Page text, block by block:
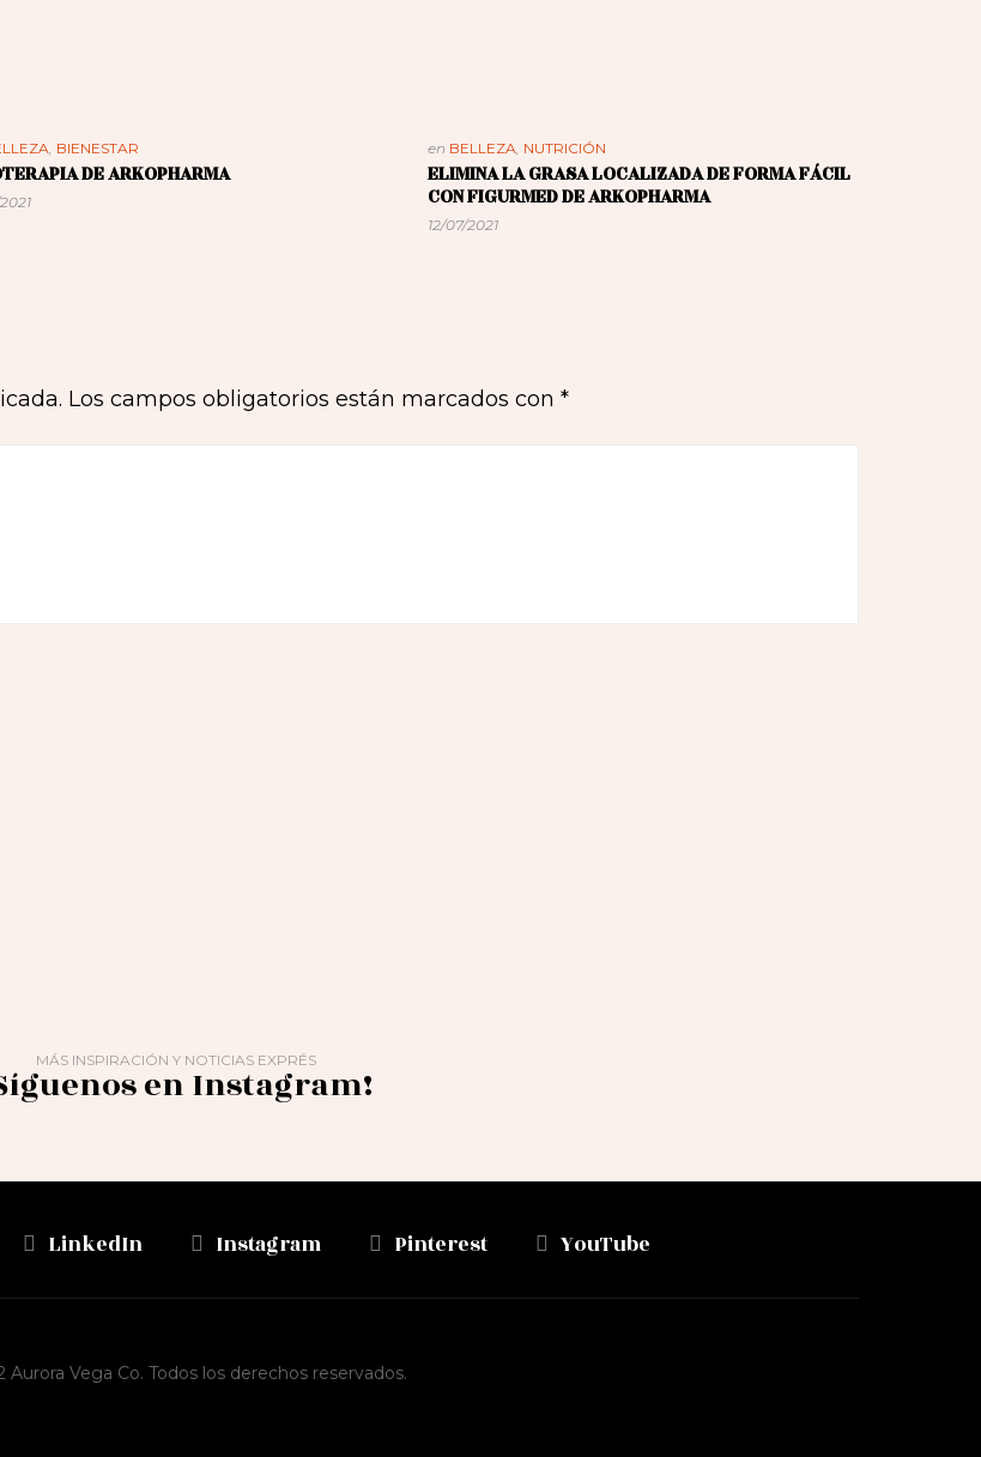
, BIENESTAR
DE ARKOPHARMA
en BELLEZA, NUTRICIÓN
ELIMINA LA GRASA LOCALIZADA DE FORMA FÁCIL
CON FIGURMED DE ARKOPHARMA
12/07/2021
Los campos obligatorios están marcados con *
MÁS INSPIRACIÓN Y NOTICIAS EXPRÉS
en Instagram!
LinkedIn Instagram Pinterest YouTube
Aurora Vega Co. Todos los derechos reservados.